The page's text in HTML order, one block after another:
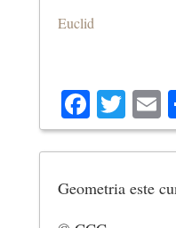
Euclid
Geometria este